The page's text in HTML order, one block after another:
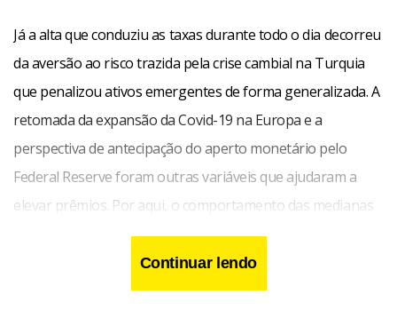
Já a alta que conduziu as taxas durante todo o dia decorreu
da aversão ao risco trazida pela crise cambial na Turquia
que penalizou ativos emergentes de forma generalizada. A
retomada da expansão da Covid-19 na Europa e a
perspectiva de antecipação do aperto monetário pelo
Federal Reserve foram outras variáveis que ajudaram a
elevar prêmios. Por aqui, o comportamento das medianas
de IPCA ontem na Focus ainda reverbera, às vésperas da
divulgação do IPCA-15 na quinta-feira.
Continuar lendo